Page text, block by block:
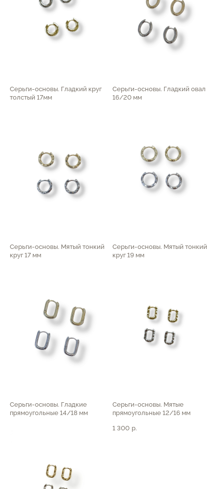
Серьги-основы. Гладкий круг
толстый 17мм
Серьги-основы. Гладкий овал
16/20 мм
Серьги-основы. Мятый тонкий
круг 17 мм
Серьги-основы. Мятый тонкий
круг 19 мм
Серьги-основы. Гладкие
прямоугольные 14/18 мм
Серьги-основы. Мятые
прямоугольные 12/16 мм
1 300 р.